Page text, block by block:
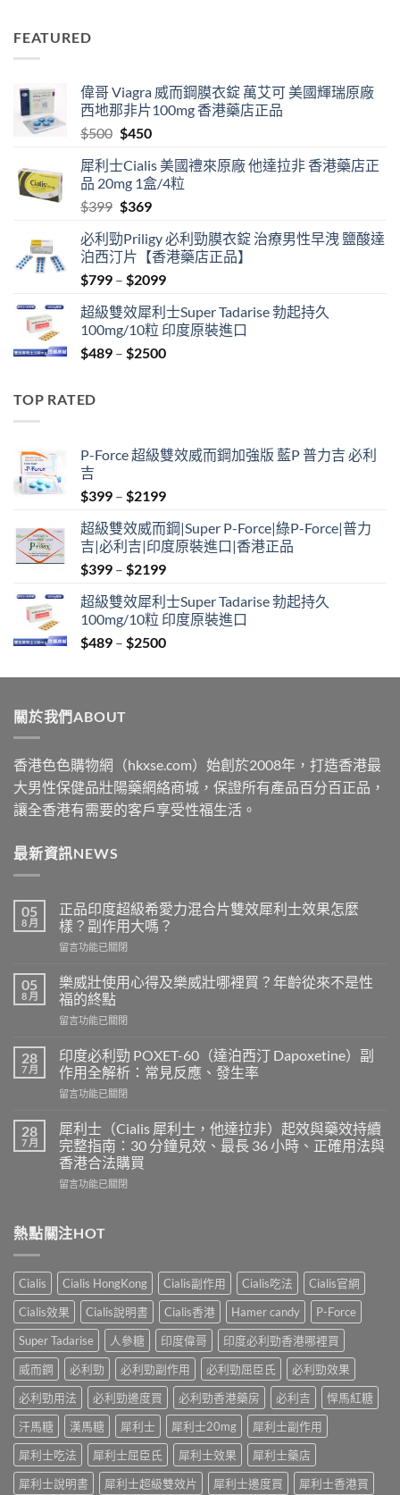
FEATURED
偉哥 Viagra 威而鋼膜衣錠 萬艾可 美國輝瑞原廠
西地那非片100mg 香港藥店正品
$500 Original
was:
$500.
$450Current
is:
$450.
犀利士Cialis 美國禮來原廠 他達拉非 香港藥店正
品 20mg 1盒/4粒
$399 Original
was:
$399.
$369Current
is:
$369.
必利勁Priligy 必利勁膜衣錠 治療男性早洩 鹽酸達
泊西汀片【香港藥店正品】
$799 – $2099Price
$799
through
$2099
超級雙效犀利士Super Tadarise 勃起持久
100mg/10粒 印度原裝進口
$489 – $2500Price
TOP RATED
P-Force 超級雙效威而鋼加強版 藍P 普力吉 必利
吉
$399 – $2199Price
$399
through
$2199
超級雙效威而鋼|Super P-Force|綠P-Force|普力
吉|必利吉|印度原裝進口|香港正品
$399 – $2199Price
$399
through
$2199
超級雙效犀利士Super Tadarise 勃起持久
100mg/10粒 印度原裝進口
$489 – $2500Price
$489
關於我們ABOUT
香港色色購物網（hkxse.com）始創於2008年，打造香港最
大男性保健品壯陽藥網絡商城，保證所有產品百分百正品，
讓全香港有需要的客戶享受性福生活。
最新資訊NEWS
05
8 月
正品印度超級希愛力混合片雙效犀利士效果怎麼
樣？副作用大嗎？
在
品
印
度
超
希
愛
力
混
片
雙
效
犀
利
果
樣？
副
作
用
大
嗎？〉
留言功能已關閉
05
8 月
樂威壯使用心得及樂威壯哪裡買？年齡從來不是性
福的終點
在
威
壯
使
用
得
及
樂
威
壯
買？
從
來
不
是
性
福
終
點〉
中
留言功能已關閉
28
7 月
印度必利勁 POXET-60（達泊西汀 Dapoxetine）副
作用全解析：常見反應、發生率
在
度
必
利
勁
POXET-
西
汀
副
作
用
全
解
析：
見
反
應、
生
率〉
中
留言功能已關閉
28
7 月
犀利士（Cialis 犀利士，他達拉非）起效與藥效持續
完整指南：30 分鐘見效、最長 36 小時、正確用法與
香港合法購買
在
士
（Cialis
利
士，
他
達
拉
非）
效
與
藥
持
續
完
整
留言功能已關閉
熱點關注HOT
Cialis Cialis HongKong Cialis副作用 Cialis吃法
Cialis官網
Cialis效果
Cialis說明書 Cialis香港 Hamer candy
P-Force
Super Tadarise
人參糖 印度偉哥
印度必利勁香港哪裡買
威而鋼
必利勁 必利勁副作用 必利勁屈臣氏
必利勁效果
必利勁用法
必利勁邊度買 必利勁香港藥房 必利吉
悍馬紅糖
汗馬糖
漢馬糖 犀利士 犀利士20mg
犀利士副作用
犀利士吃法
犀利士屈臣氏 犀利士效果
犀利士藥店
犀利士說明書
犀利士超級雙效片 犀利士邊度買 犀利士香港買